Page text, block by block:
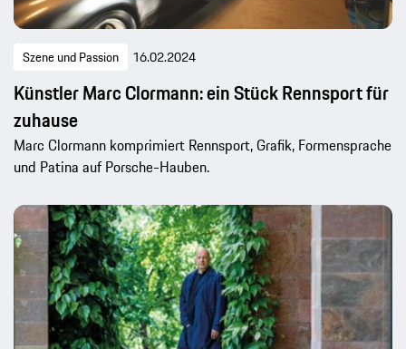
Szene und Passion 16.02.2024
Künstler Marc Clormann: ein Stück Rennsport für
zuhause
Marc Clormann komprimiert Rennsport, Grafik, Formensprache
und Patina auf Porsche-Hauben.